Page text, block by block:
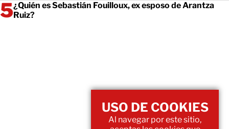
¿Quién es Sebastián Fouilloux, ex esposo de Arantza
Ruiz?
USO DE COOKIES
Al navegar por este sitio,